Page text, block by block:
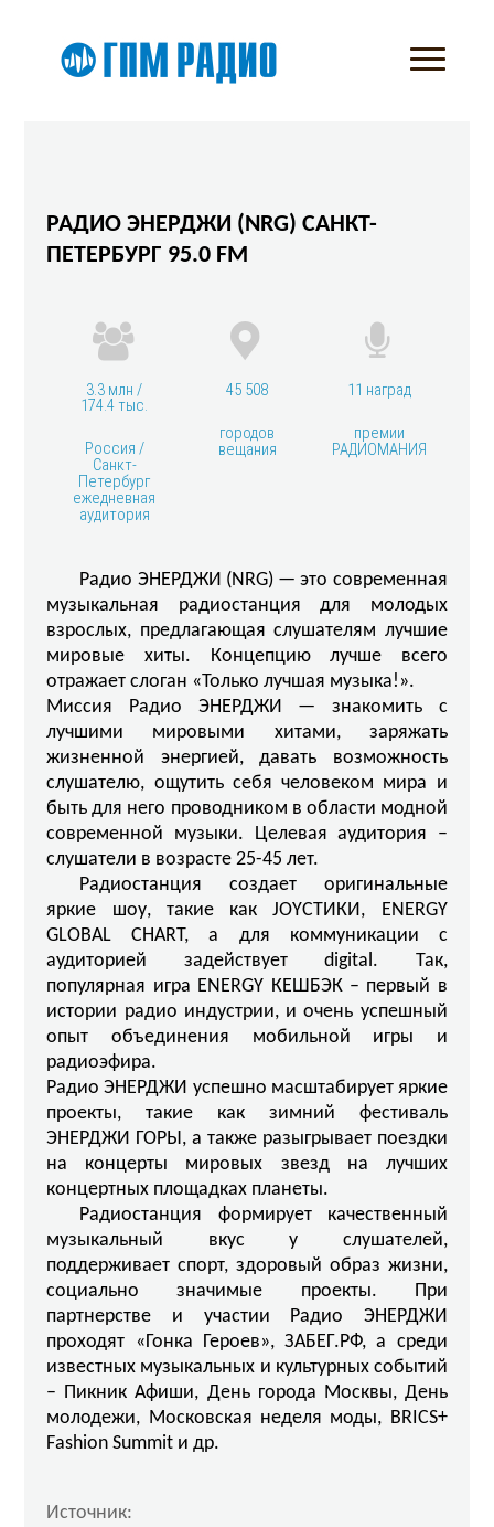
РАДИО ЭНЕРДЖИ (NRG) САНКТ-
ПЕТЕРБУРГ 95.0 FM
3.3 млн /
174.4 тыс.
Россия /
Санкт-
Петербург
ежедневная
аудитория
45 508
городов
вещания
11 наград
премии
РАДИОМАНИЯ
Радио ЭНЕРДЖИ (NRG) — это современная
музыкальная радиостанция для молодых
взрослых, предлагающая слушателям лучшие
мировые хиты. Концепцию лучше всего
отражает слоган «Только лучшая музыка!».
Миссия Радио ЭНЕРДЖИ — знакомить с
лучшими мировыми хитами, заряжать
жизненной энергией, давать возможность
слушателю, ощутить себя человеком мира и
быть для него проводником в области модной
современной музыки. Целевая аудитория –
слушатели в возрасте 25-45 лет.
Радиостанция создает оригинальные
яркие шоу, такие как JOYСТИКИ, ENERGY
GLOBAL CHART, а для коммуникации с
аудиторией задействует digital. Так,
популярная игра ENERGY КЕШБЭК – первый в
истории радио индустрии, и очень успешный
опыт объединения мобильной игры и
радиоэфира.
Радио ЭНЕРДЖИ успешно масштабирует яркие
проекты, такие как зимний фестиваль
ЭНЕРДЖИ ГОРЫ, а также разыгрывает поездки
на концерты мировых звезд на лучших
концертных площадках планеты.
Радиостанция формирует качественный
музыкальный вкус у слушателей,
поддерживает спорт, здоровый образ жизни,
социально значимые проекты. При
партнерстве и участии Радио ЭНЕРДЖИ
проходят «Гонка Героев», ЗАБЕГ.РФ, а среди
известных музыкальных и культурных событий
– Пикник Афиши, День города Москвы, День
молодежи, Московская неделя моды, BRICS+
Fashion Summit и др.
Источник: